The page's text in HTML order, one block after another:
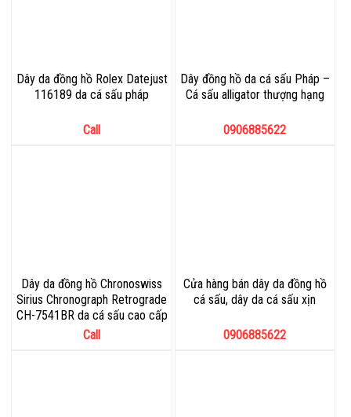
Dây da đồng hồ Rolex Datejust
116189 da cá sấu pháp
Call
Dây đồng hồ da cá sấu Pháp –
Cá sấu alligator thượng hạng
0906885622
Dây da đồng hồ Chronoswiss
Sirius Chronograph Retrograde
CH-7541BR da cá sấu cao cấp
Call
Cửa hàng bán dây da đồng hồ
cá sấu, dây da cá sấu xịn
0906885622